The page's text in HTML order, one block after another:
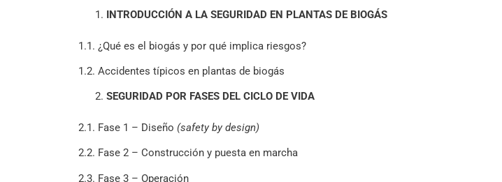
INTRODUCCIÓN A LA SEGURIDAD EN PLANTAS DE BIOGÁS
1.1. ¿Qué es el biogás y por qué implica riesgos?
1.2. Accidentes típicos en plantas de biogás
SEGURIDAD POR FASES DEL CICLO DE VIDA
2.1. Fase 1 – Diseño (safety by design)
2.2. Fase 2 – Construcción y puesta en marcha
2.3. Fase 3 – Operación